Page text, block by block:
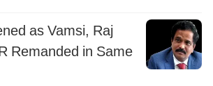
as Vamsi, Raj
Remanded in Same